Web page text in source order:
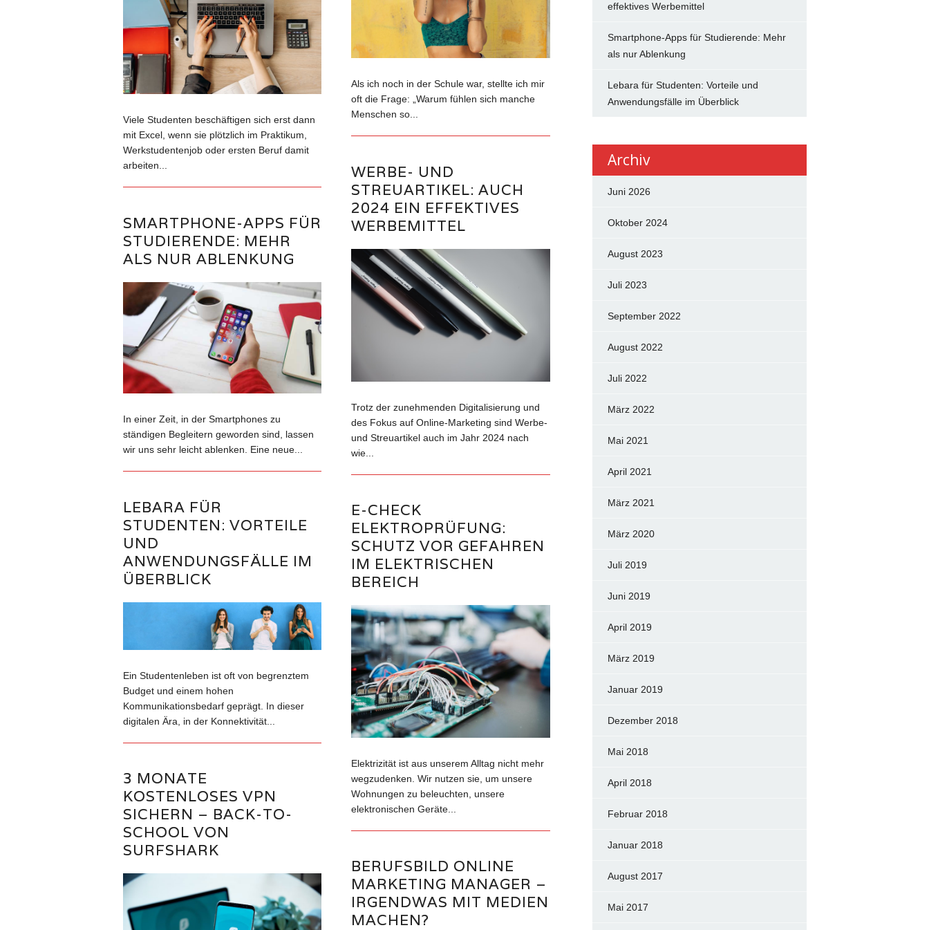
Viele Studenten beschäftigen sich erst dann
mit Excel, wenn sie plötzlich im Praktikum,
Werkstudentenjob oder ersten Beruf damit
arbeiten...
Als ich noch in der Schule war, stellte ich mir
oft die Frage: „Warum fühlen sich manche
Menschen so...
WERBE- UND
STREUARTIKEL: AUCH
2024 EIN EFFEKTIVES
WERBEMITTEL
Trotz der zunehmenden Digitalisierung und
des Fokus auf Online-Marketing sind Werbe-
und Streuartikel auch im Jahr 2024 nach
wie...
SMARTPHONE-APPS FÜR
STUDIERENDE: MEHR
ALS NUR ABLENKUNG
In einer Zeit, in der Smartphones zu
ständigen Begleitern geworden sind, lassen
wir uns sehr leicht ablenken. Eine neue...
LEBARA FÜR
STUDENTEN: VORTEILE
UND
ANWENDUNGSFÄLLE IM
ÜBERBLICK
Ein Studentenleben ist oft von begrenztem
Budget und einem hohen
Kommunikationsbedarf geprägt. In dieser
digitalen Ära, in der Konnektivität...
E-CHECK
ELEKTROPRÜFUNG:
SCHUTZ VOR GEFAHREN
IM ELEKTRISCHEN
BEREICH
Elektrizität ist aus unserem Alltag nicht mehr
wegzudenken. Wir nutzen sie, um unsere
Wohnungen zu beleuchten, unsere
elektronischen Geräte...
3 MONATE
KOSTENLOSES VPN
SICHERN – BACK-TO-
SCHOOL VON
SURFSHARK
BERUFSBILD ONLINE
MARKETING MANAGER –
IRGENDWAS MIT MEDIEN
MACHEN?
effektives Werbemittel
Smartphone-Apps für Studierende: Mehr
als nur Ablenkung
Lebara für Studenten: Vorteile und
Anwendungsfälle im Überblick
Archiv
Juni 2026
Oktober 2024
August 2023
Juli 2023
September 2022
August 2022
Juli 2022
März 2022
Mai 2021
April 2021
März 2021
März 2020
Juli 2019
Juni 2019
April 2019
März 2019
Januar 2019
Dezember 2018
Mai 2018
April 2018
Februar 2018
Januar 2018
August 2017
Mai 2017